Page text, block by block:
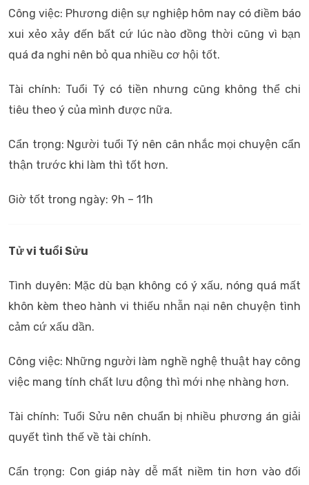
Công việc: Phương diện sự nghiệp hôm nay có điềm báo
xui xẻo xảy đến bất cứ lúc nào đồng thời cũng vì bạn
quá đa nghi nên bỏ qua nhiều cơ hội tốt.
Tài chính: Tuổi Tý có tiền nhưng cũng không thể chi
tiêu theo ý của mình được nữa.
Cẩn trọng: Người tuổi Tý nên cân nhắc mọi chuyện cẩn
thận trước khi làm thì tốt hơn.
Giờ tốt trong ngày: 9h – 11h
Tử vi tuổi Sửu
Tình duyên: Mặc dù bạn không có ý xấu, nóng quá mất
khôn kèm theo hành vi thiếu nhẫn nại nên chuyện tình
cảm cứ xấu dần.
Công việc: Những người làm nghề nghệ thuật hay công
việc mang tính chất lưu động thì mới nhẹ nhàng hơn.
Tài chính: Tuổi Sửu nên chuẩn bị nhiều phương án giải
quyết tình thế về tài chính.
Cẩn trọng: Con giáp này dễ mất niềm tin hơn vào đối